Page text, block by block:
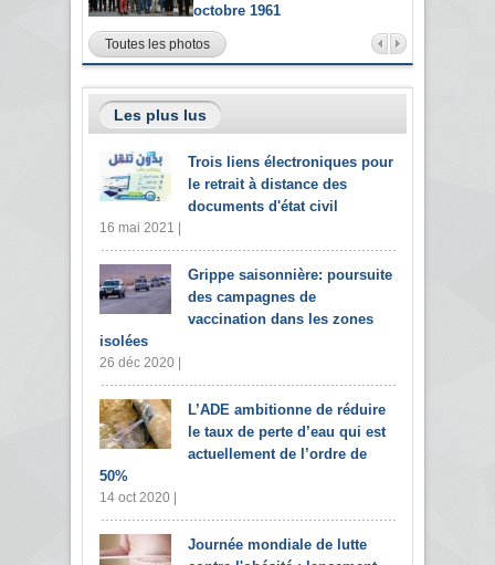
octobre 1961
Toutes les photos
Les plus lus
Trois liens électroniques pour
le retrait à distance des
documents d'état civil
16 mai 2021 |
Grippe saisonnière: poursuite
des campagnes de
vaccination dans les zones
isolées
26 déc 2020 |
L’ADE ambitionne de réduire
le taux de perte d’eau qui est
actuellement de l’ordre de
50%
14 oct 2020 |
Journée mondiale de lutte